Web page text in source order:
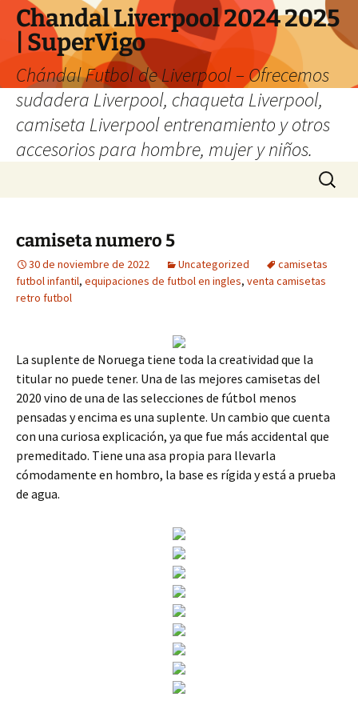
Chandal Liverpool 2024 2025
| SuperVigo
Chándal Futbol de Liverpool – Ofrecemos
sudadera Liverpool, chaqueta Liverpool,
camiseta Liverpool entrenamiento y otros
accesorios para hombre, mujer y niños.
Buscar:
camiseta numero 5
30 de noviembre de 2022 Uncategorized
camisetas
futbol infantil, equipaciones de futbol en ingles, venta camisetas
retro futbol
La suplente de Noruega tiene toda la creatividad que la
titular no puede tener. Una de las mejores camisetas del
2020 vino de una de las selecciones de fútbol menos
pensadas y encima es una suplente. Un cambio que cuenta
con una curiosa explicación, ya que fue más accidental que
premeditado. Tiene una asa propia para llevarla
cómodamente en hombro, la base es rígida y está a prueba
de agua.